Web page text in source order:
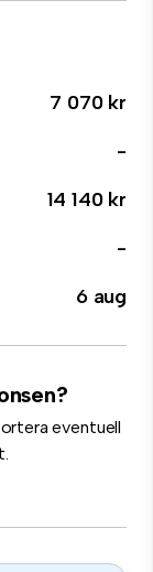
7 070 kr
-
14 140 kr
-
6 aug
eventuell